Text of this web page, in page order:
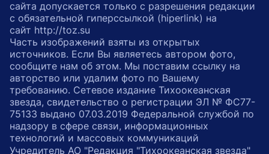
сайта допускается только с разрешения редакции
с обязательной гиперссылкой (hiperlink) на
сайт http://toz.su
Часть изображений взяты из открытых
источников. Если Вы являетесь автором фото,
сообщите нам об этом. Мы поставим ссылку на
авторство или удалим фото по Вашему
требованию. Сетевое издание Тихоокеанская
звезда, свидетельство о регистрации ЭЛ № ФС77-
75133 выдано 07.03.2019 Федеральной службой по
надзору в сфере связи, информационных
технологий и массовых коммуникаций
Учредитель АО "Редакция "Тихоокеанская звезда"